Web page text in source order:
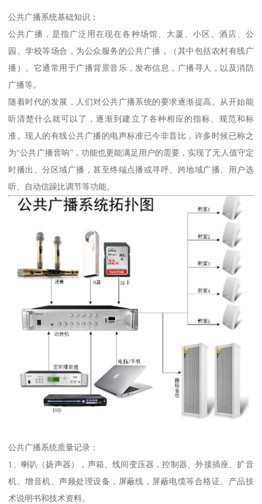
公共广播系统基础知识：
公共广播，是指广泛用在现在各种场馆、大厦、小区、酒店、公
园、学校等场合，为公众服务的公共广播，（其中包括农村有线广
播）。它通常用于广播背景音乐，发布信息，广播寻人，以及消防
广播等。
随着时代的发展，人们对公共广播系统的要求逐渐提高。从开始能
听清楚什么就可以了，逐渐到建立了各种相应的指标、规范和标
准。现人的有线公共广播的电声标准已今非昔比，许多时候已称之
为“公共广播音响”，功能也更能满足用户的需要，实现了无人值守定
时播出、分区域广播，甚至终端点播或寻呼、跨地域广播、用户选
听、自动信躁比调节等功能。
公共广播系统质量记录：
1、喇叭（扬声器），声箱、线间变压器，控制器、外接插座、扩音
机、增音机、声频处理设备，屏蔽线，屏蔽电缆等合格证、产品技
术说明书和技术资料。